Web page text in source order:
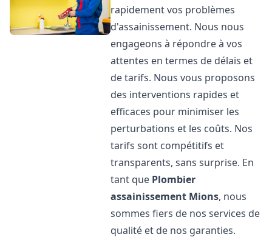
rapidement vos problèmes
d'assainissement. Nous nous
engageons à répondre à vos
attentes en termes de délais et
de tarifs. Nous vous proposons
des interventions rapides et
efficaces pour minimiser les
perturbations et les coûts. Nos
tarifs sont compétitifs et
transparents, sans surprise. En
tant que Plombier
assainissement Mions, nous
sommes fiers de nos services de
qualité et de nos garanties.